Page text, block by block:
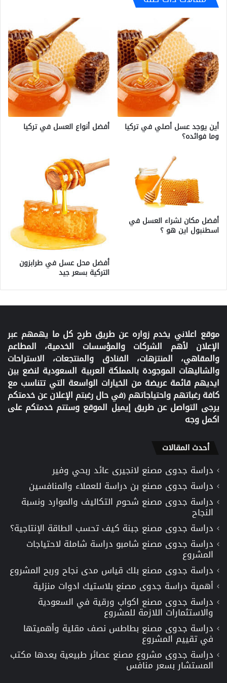
أين يوجد عسل أصلي في تركيا
وما فوائده؟
أفضل أنواع العسل في تركيا
أفضل مكان لشراء العسل في
اسطنبول اين هو ؟
أفضل محل عسل في طرابزون
التركية بسعر جيد
موقع اعلاني يخدم زواره عن طريق طرح كل ما يهمهم عبر
الإعلان لأهم الشركات والمؤسسات الخدمية، المطاعم
والمقاهي، المنتزهات، الفنادق والمنتجعات، الاستراحات
والشاليهات الموجودة بالمملكة العربية السعودية لنضع بين
ايديهم قائمة عريضة من الخيارات الواسعة التي تتناسب مع
كافة رغباتهم واحتياجاتهم (في حال رغبتم الإعلان عن خدمتكم
يرجى التواصل عن طريق إيميل الموقع وستتم خدمتكم على
اكمل وجه
أحدث المقالات
دراسة جدوى مصنع لانجيرى عائد ربحي وفير
دراسة جدوى مصنع بن دراسة للعملاء والمنافسين
دراسة جدوى مصنع شحوم التكاليف والموارد ونسبة
النجاح
دراسة جدوى مصنع جبنة كيف تحسب الطاقة الإنتاجية؟
دراسة جدوى مصنع شامبو دراسة شاملة لاحتياجات
المشروع
دراسة جدوى مصنع بلك قياس مدى نجاح وربح المشروع
أهمية دراسة جدوى مصنع بلاستيك ادوات منزلية
دراسة جدوى مصنع اكواب ورقية في السعودية
والاستثمارات اللازمة للمشروع
دراسة جدوى مصنع بطاطس نصف مقلية وأهميتها
في تقييم المشروع
دراسة جدوى مشروع مصنع عصائر طبيعية يعدها مكتب
المستشار بسعر منافس